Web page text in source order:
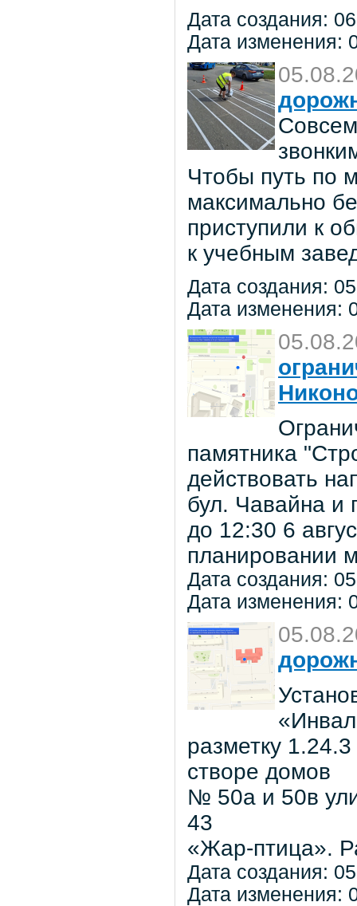
Дата создания:
Дата изменения:
Чтобы путь по
максимально
приступили к
к учебным
Дата создания:
Дата изменения:
памятника
действовать
бул. Чавайна и
до 12:30 6
планировании
Дата создания:
Дата изменения:
разметку
створе домов
№ 50а и 50в
43
«Жар-птица».
Дата создания:
Дата изменения: